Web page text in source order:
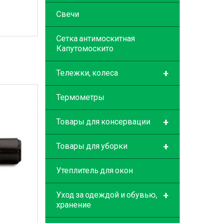
Свечи
Сетка антимоскитная
Капутомоскито
+
Тележки, колеса
Термометры
+
Товары для консервации
+
Товары для уборки
Утеплитель для окон
+
Уход за одеждой и обувью,
хранение